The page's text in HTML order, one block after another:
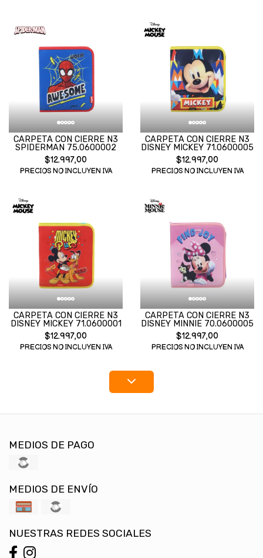
CARPETA CON CIERRE N3
SPIDERMAN 75.0600002
$12.997,00
PRECIOS NO INCLUYEN IVA
CARPETA CON CIERRE N3
DISNEY MICKEY 71.0600005
$12.997,00
PRECIOS NO INCLUYEN IVA
CARPETA CON CIERRE N3
DISNEY MICKEY 71.0600001
$12.997,00
PRECIOS NO INCLUYEN IVA
CARPETA CON CIERRE N3
DISNEY MINNIE 70.0600005
$12.997,00
PRECIOS NO INCLUYEN IVA
MEDIOS DE PAGO
MEDIOS DE ENVÍO
NUESTRAS REDES SOCIALES